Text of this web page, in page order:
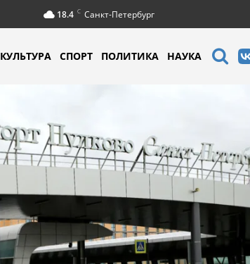
18.4 C Санкт-Петербург
КУЛЬТУРА СПОРТ ПОЛИТИКА НАУКА